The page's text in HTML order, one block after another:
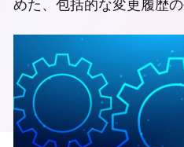
めた、包括的な変更履歴